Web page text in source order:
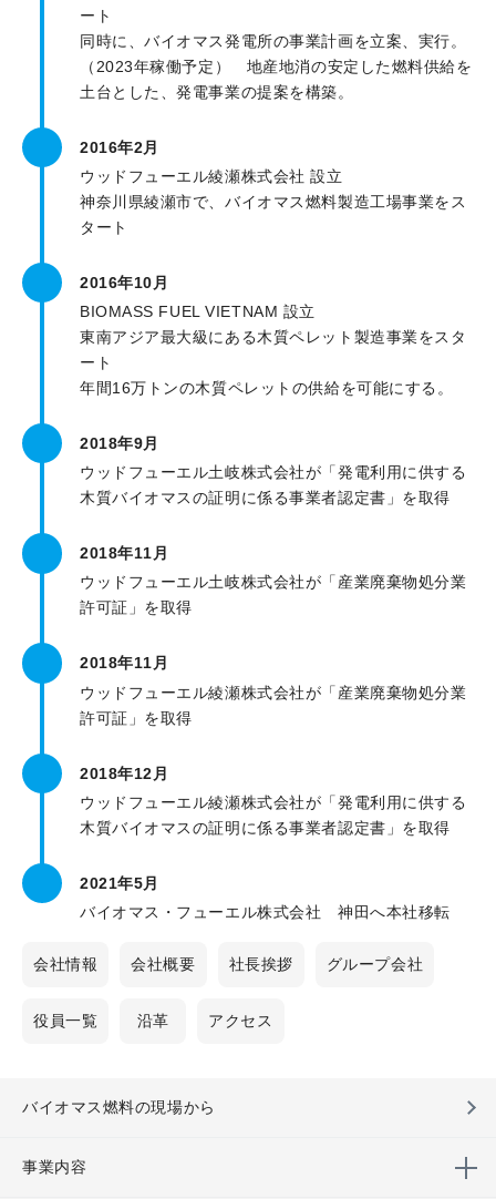
ート
同時に、バイオマス発電所の事業計画を立案、実行。
（2023年稼働予定） 地産地消の安定した燃料供給を
土台とした、発電事業の提案を構築。
2016年2月
ウッドフューエル綾瀬株式会社 設立
神奈川県綾瀬市で、バイオマス燃料製造工場事業をス
タート
2016年10月
BIOMASS FUEL VIETNAM 設立
東南アジア最大級にある木質ペレット製造事業をスタ
ート
年間16万トンの木質ペレットの供給を可能にする。
2018年9月
ウッドフューエル土岐株式会社が「発電利用に供する
木質バイオマスの証明に係る事業者認定書」を取得
2018年11月
ウッドフューエル土岐株式会社が「産業廃棄物処分業
許可証」を取得
2018年11月
ウッドフューエル綾瀬株式会社が「産業廃棄物処分業
許可証」を取得
2018年12月
ウッドフューエル綾瀬株式会社が「発電利用に供する
木質バイオマスの証明に係る事業者認定書」を取得
2021年5月
バイオマス・フューエル株式会社 神田へ本社移転
会社情報 会社概要 社長挨拶 グループ会社
役員一覧 沿革 アクセス
バイオマス燃料の現場から
事業内容